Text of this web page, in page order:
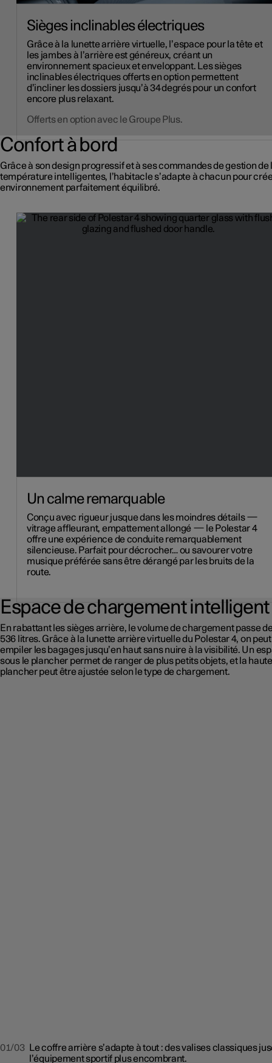
Sièges inclinables électriques
Grâce à la lunette arrière virtuelle, l’espace pour la tête et
les jambes à l’arrière est généreux, créant un
environnement spacieux et enveloppant. Les sièges
inclinables électriques offerts en option permettent
d’incliner les dossiers jusqu’à 34 degrés pour un confort
encore plus relaxant.
Offerts en option avec le Groupe Plus.
Confort à bord
Grâce à son design progressif et à ses commandes de gestion de
température intelligentes, l’habitacle s’adapte à chacun pour
environnement parfaitement équilibré.
Un calme remarquable
Conçu avec rigueur jusque dans les moindres détails —
vitrage affleurant, empattement allongé — le Polestar 4
offre une expérience de conduite remarquablement
silencieuse. Parfait pour décrocher… ou savourer votre
musique préférée sans être dérangé par les bruits de la
route.
Espace de chargement intelligent
En rabattant les sièges arrière, le volume de chargement passe de
536 litres. Grâce à la lunette arrière virtuelle du Polestar 4, on peut
empiler les bagages jusqu’en haut sans nuire à la visibilité. Un
sous le plancher permet de ranger de plus petits objets, et la
plancher peut être ajustée selon le type de chargement.
01/03
Le coffre arrière s’adapte à tout : des valises classiques
l’équipement sportif plus encombrant.